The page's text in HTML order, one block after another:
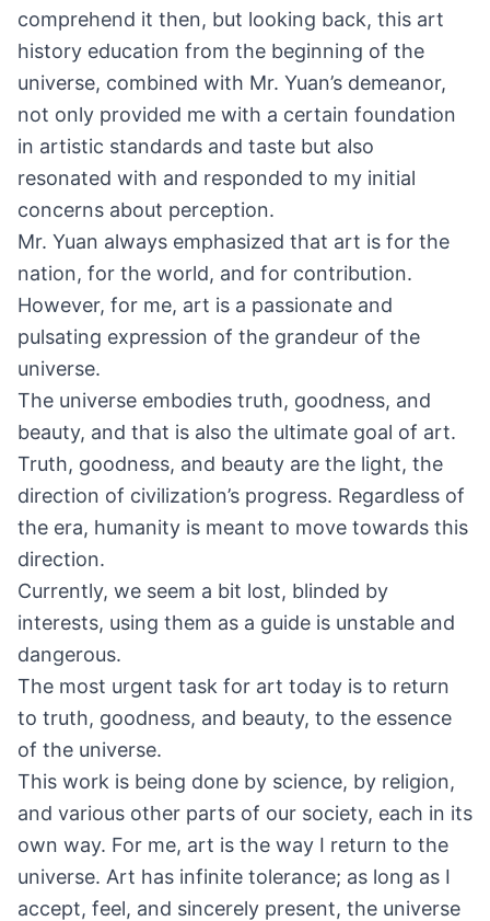
comprehend it then, but looking back, this art
history education from the beginning of the
universe, combined with Mr. Yuan’s demeanor,
not only provided me with a certain foundation
in artistic standards and taste but also
resonated with and responded to my initial
concerns about perception.
Mr. Yuan always emphasized that art is for the
nation, for the world, and for contribution.
However, for me, art is a passionate and
pulsating expression of the grandeur of the
universe.
The universe embodies truth, goodness, and
beauty, and that is also the ultimate goal of art.
Truth, goodness, and beauty are the light, the
direction of civilization’s progress. Regardless of
the era, humanity is meant to move towards this
direction.
Currently, we seem a bit lost, blinded by
interests, using them as a guide is unstable and
dangerous.
The most urgent task for art today is to return
to truth, goodness, and beauty, to the essence
of the universe.
This work is being done by science, by religion,
and various other parts of our society, each in its
own way. For me, art is the way I return to the
universe. Art has infinite tolerance; as long as I
accept, feel, and sincerely present, the universe